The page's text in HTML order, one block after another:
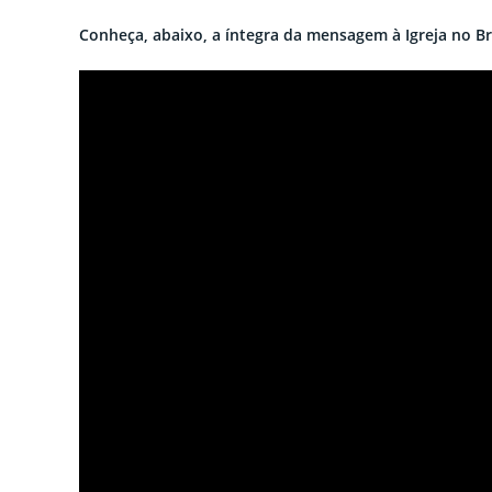
Conheça, abaixo, a íntegra da mensagem à Igreja no